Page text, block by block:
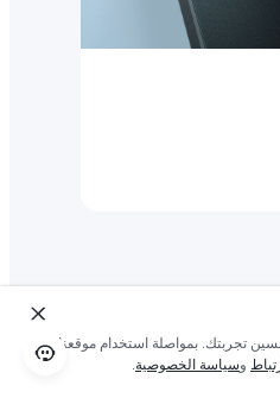
تجربتك. بمواصلة استخدام موقعنا؛
وسياسة الخصوصية.